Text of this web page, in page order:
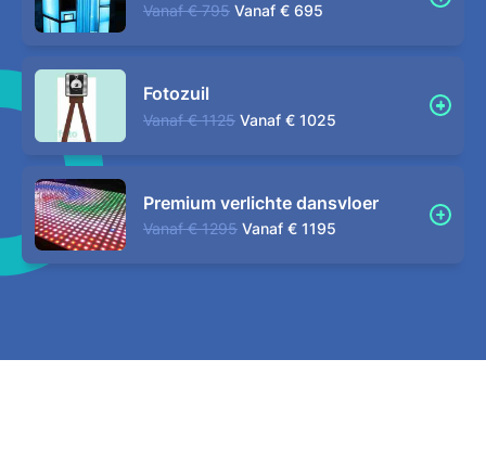
Vanaf € 795 Vanaf € 695
Fotozuil
Vanaf € 1125 Vanaf € 1025
Premium verlichte dansvloer
Vanaf € 1295 Vanaf € 1195